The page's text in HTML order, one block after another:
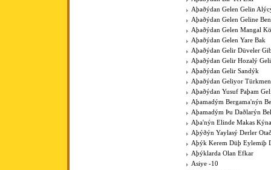
Aþaðýdan Gelen Gelin
Aþaðýdan Gelen Geline
Aþaðýdan Gelen Mangal
Aþaðýdan Gelen Yare Bak
Aþaðýdan Gelir Düveler
Aþaðýdan Gelir Hozalý
Aþaðýdan Gelir Sandýk
Aþaðýdan Geliyor
Aþaðýdan Yusuf Paþam
Aþamadým Bergama'nýn
Aþamadým Þu Daðlarýn
Aþa'nýn Elinde Makas
Aþýðýn Yaylasý Derler
Aþýk Kerem Düþ Eylemiþ
Aþýklarda Olan Efkar
Asiye -10